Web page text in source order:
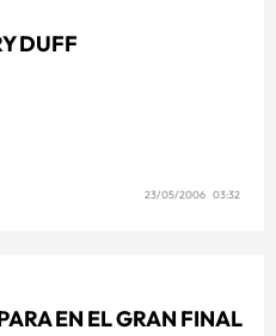
DUFF
23/05/2006 03:32
EN EL GRAN FINAL